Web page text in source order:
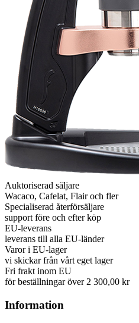
Auktoriserad säljare
Wacaco, Cafelat, Flair och fler
Specialiserad återförsäljare
support före och efter köp
EU-leverans
leverans till alla EU-länder
Varor i EU-lager
vi skickar från vårt eget lager
Fri frakt inom EU
för beställningar över 2 300,00 kr
Information